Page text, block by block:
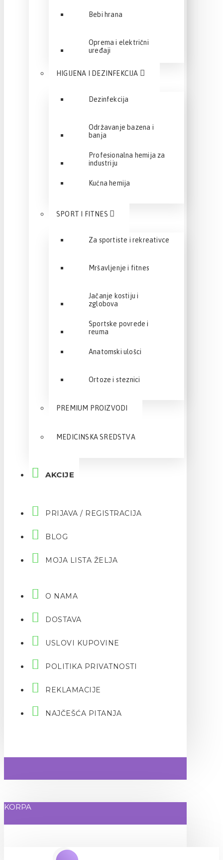
Bebi hrana
Oprema i električni
uređaji
HIGIJENA I DEZINFEKCIJA
Dezinfekcija
Održavanje bazena i
banja
Profesionalna hemija za
industriju
Kućna hemija
SPORT I FITNES
Za sportiste i rekreativce
Mršavljenje i fitnes
Jačanje kostiju i
zglobova
Sportske povrede i
reuma
Anatomski ulošci
Ortoze i steznici
PREMIUM PROIZVODI
MEDICINSKA SREDSTVA
AKCIJE
PRIJAVA / REGISTRACIJA
BLOG
MOJA LISTA ŽELJA
O NAMA
DOSTAVA
USLOVI KUPOVINE
POLITIKA PRIVATNOSTI
REKLAMACIJE
NAJČEŠĆA PITANJA
KORPA